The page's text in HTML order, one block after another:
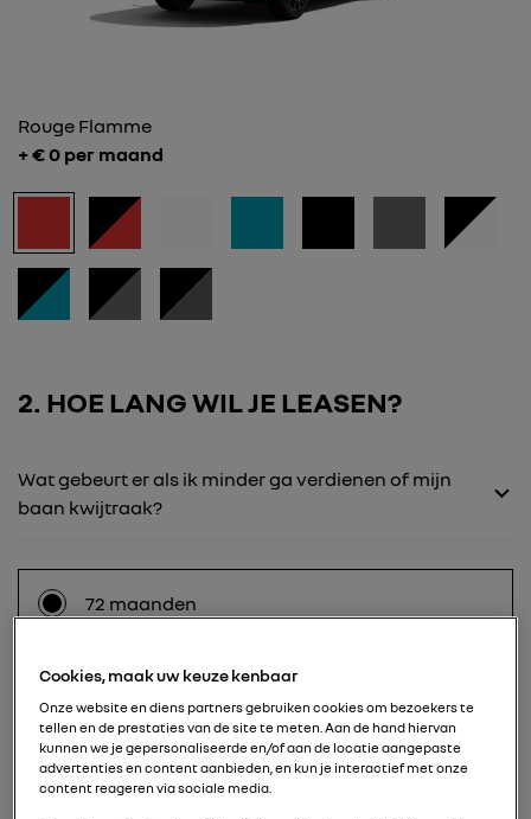
Rouge Flamme
+ €0 per maand
2 HOE LANG WIL JE LEASEN?
Wat gebeurt er als ik minder ga verdienen of mijn
baan kwijtraak?
72 maanden
60 maanden
+ € 25 per maand
Cookies, maak uw keuze kenbaar
Onze website en diens partners gebruiken cookies om bezoekers te
tellen en de prestaties van de site te meten. Aan de hand hiervan
kunnen we je gepersonaliseerde en/of aan de locatie aangepaste
advertenties en content aanbieden, en kun je interactief met onze
content reageren via sociale media.